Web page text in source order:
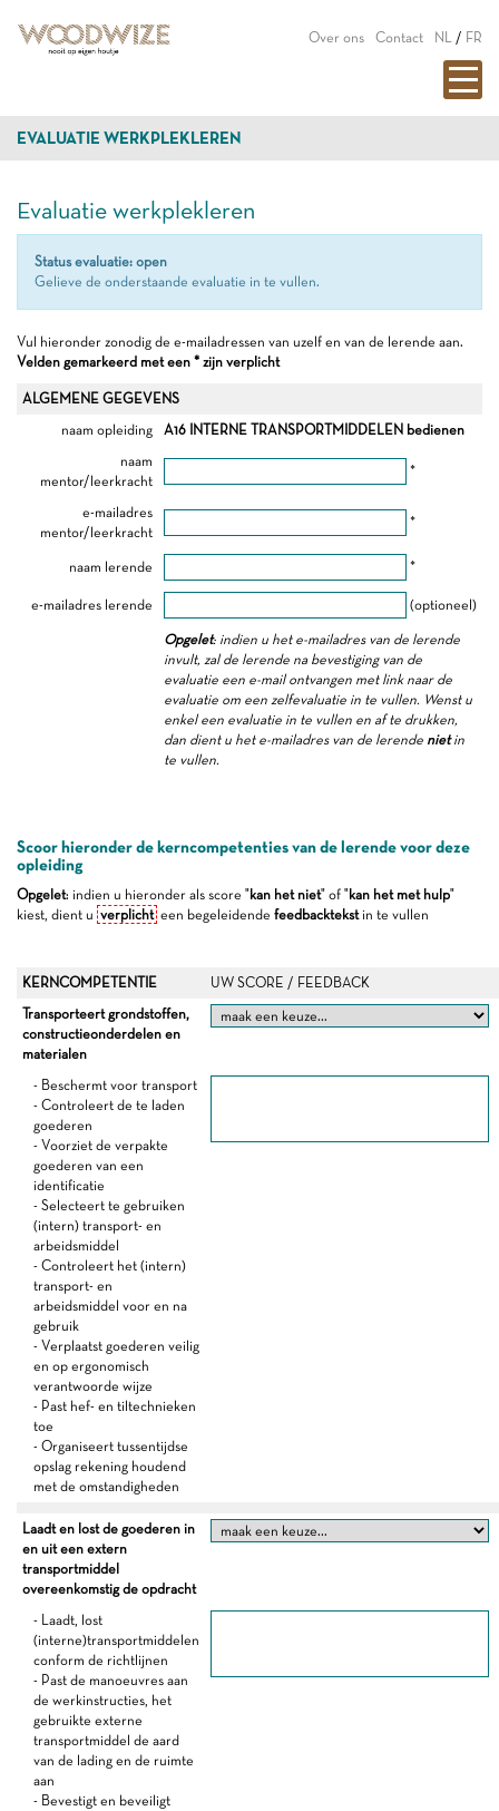
Over ons Contact NL / FR
EVALUATIE WERKPLEKLEREN
Evaluatie werkplekleren
Status evaluatie: open
Gelieve de onderstaande evaluatie in te vullen.
Vul hieronder zonodig de e-mailadressen van uzelf en van de lerende aan.
Velden gemarkeerd met een * zijn verplicht
ALGEMENE GEGEVENS
naam opleiding
A16 INTERNE TRANSPORTMIDDELEN bedienen
naam
mentor/leerkracht
*
e-mailadres
mentor/leerkracht
*
naam lerende *
e-mailadres lerende (optioneel)
Opgelet: indien u het e-mailadres van de lerende
invult, zal de lerende na bevestiging van de
evaluatie een e-mail ontvangen met link naar de
evaluatie om een zelfevaluatie in te vullen. Wenst u
enkel een evaluatie in te vullen en af te drukken,
dan dient u het e-mailadres van de lerende nietin
te vullen.
Scoor hieronder de kerncompetenties van de lerende voor deze
opleiding
Opgelet: indien u hieronder als score "kan het niet" of "kan het met hulp"
kiest, dient u verplicht een begeleidende feedbacktekstin te vullen
KERNCOMPETENTIE
UW SCORE / FEEDBACK
Transporteert grondstoffen,
constructieonderdelen en
materialen
- Beschermt voor transport
- Controleert de te laden
goederen
- Voorziet de verpakte
goederen van een
identificatie
- Selecteert te gebruiken
(intern) transport- en
arbeidsmiddel
- Controleert het (intern)
transport- en
arbeidsmiddel voor en na
gebruik
- Verplaatst goederen veilig
en op ergonomisch
verantwoorde wijze
- Past hef- en tiltechnieken
toe
- Organiseert tussentijdse
opslag rekening houdend
met de omstandigheden
Laadt en lost de goederen in
en uit een extern
transportmiddel
overeenkomstig de opdracht
- Laadt, lost
(interne)transportmiddelen
conform de richtlijnen
- Past de manoeuvres aan
de werkinstructies, het
gebruikte externe
transportmiddel de aard
van de lading en de ruimte
aan
- Bevestigt en beveiligt